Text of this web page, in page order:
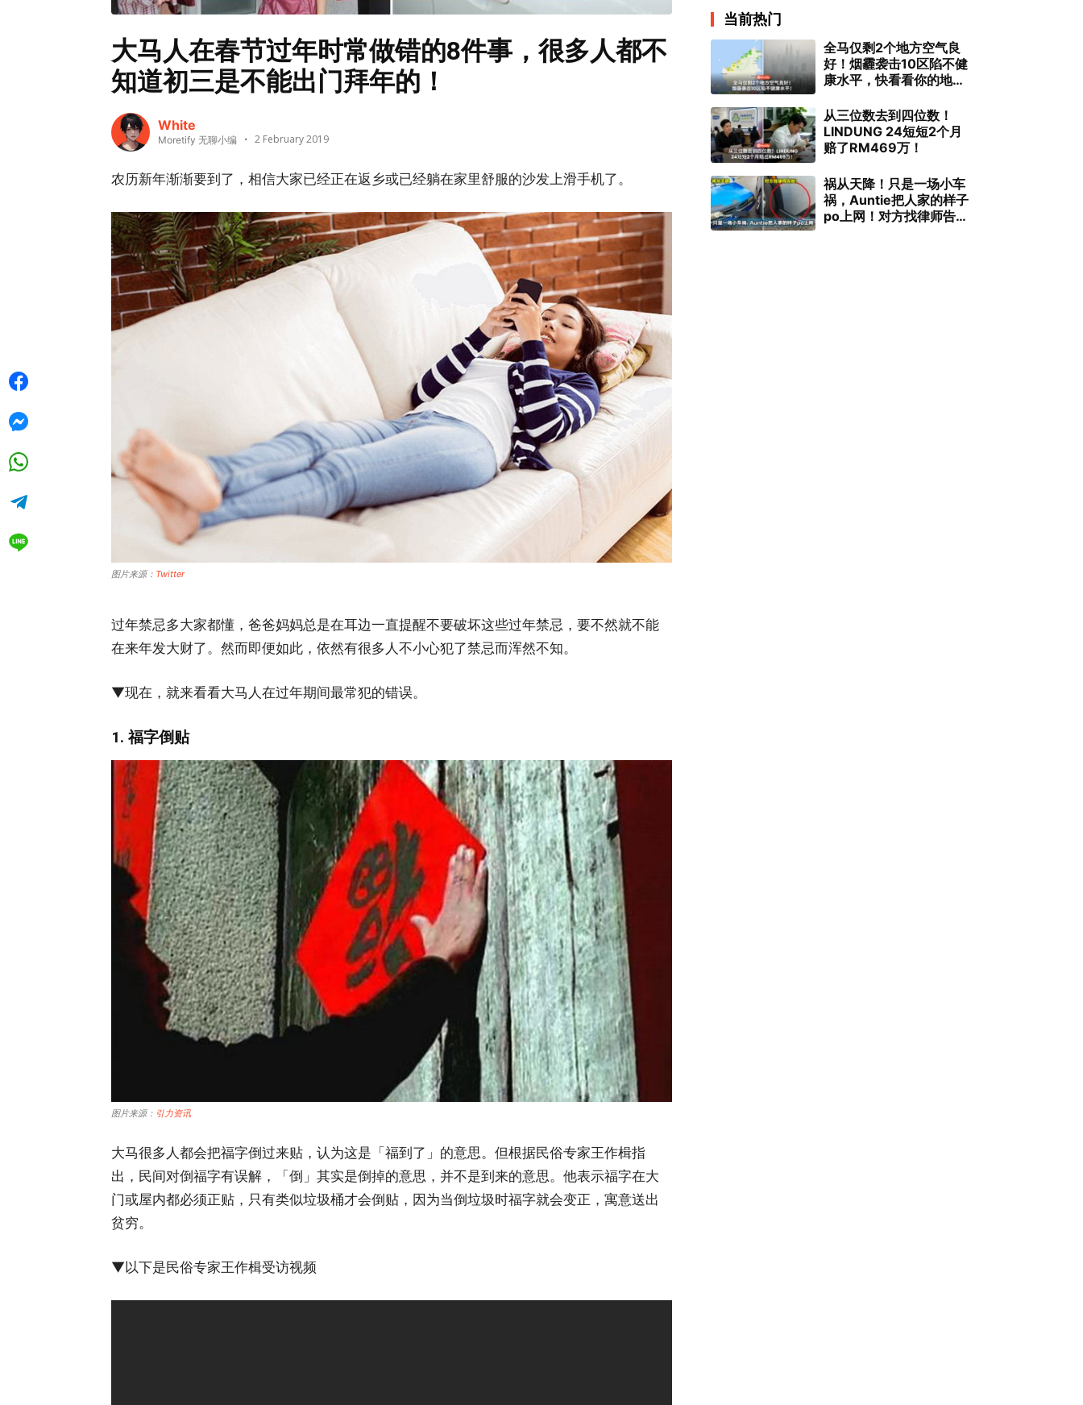
大马人在春节过年时常做错的8件事，很多人都不
知道初三是不能出门拜年的！
White
Moretify 无聊小编 2 February 2019
农历新年渐渐要到了，相信大家已经正在返乡或已经躺在家里舒服的沙发上滑手机了。
图片来源： Twitter
过年禁忌多大家都懂，爸爸妈妈总是在耳边一直提醒不要破坏这些过年禁忌，要不然就不能
在来年发大财了。然而即便如此，依然有很多人不小心犯了禁忌而浑然不知。
▼现在，就来看看大马人在过年期间最常犯的错误。
1. 福字倒贴
图片来源： 引力资讯
大马很多人都会把福字倒过来贴，认为这是「福到了」的意思。但根据民俗专家王作楫指
出，民间对倒福字有误解，「倒」其实是倒掉的意思，并不是到来的意思。他表示福字在大
门或屋内都必须正贴，只有类似垃圾桶才会倒贴，因为当倒垃圾时福字就会变正，寓意送出
贫穷。
▼以下是民俗专家王作楫受访视频
当前热门
全马仅剩2个地方空气良
好！烟霾袭击10区陷不健
康水平，快看看你的地区
从三位数去到四位数！
LINDUNG 24短短2个月
赔了RM469万！
祸从天降！只是一场小车
祸，Auntie把人家的样子
po上网！对方找律师告